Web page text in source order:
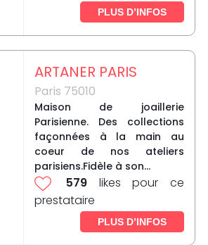
PLUS D’INFOS
ARTANER PARIS
Paris 75010
Maison de joaillerie
Parisienne. Des collections
façonnées à la main au
coeur de nos ateliers
parisiens.Fidèle à son...
579 likes pour ce
prestataire
PLUS D’INFOS